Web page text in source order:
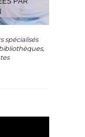
spécialisés